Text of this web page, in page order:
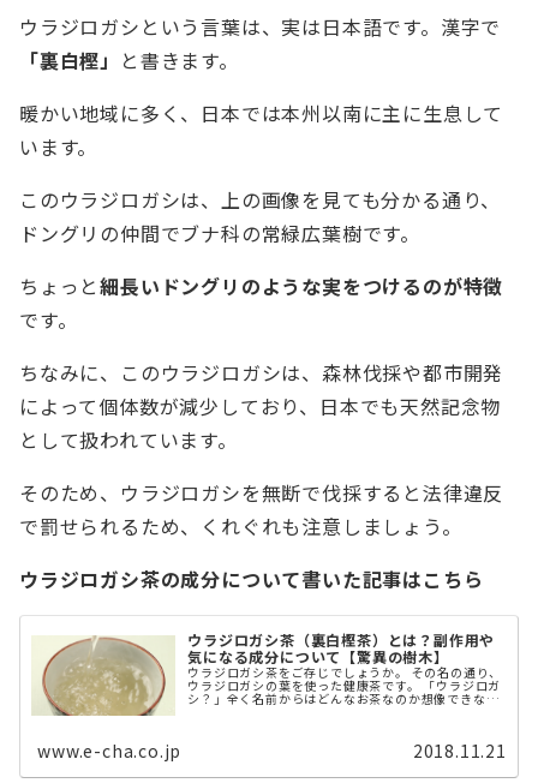
ウラジロガシという言葉は、実は日本語です。漢字で
「裏白樫」 と書きます。
暖かい地域に多く、日本では本州以南に主に生息して
います。
このウラジロガシは、上の画像を見ても分かる通り、
ドングリの仲間でブナ科の常緑広葉樹です。
ちょっと細長いドングリのような実をつけるのが特徴
です。
ちなみに、このウラジロガシは、森林伐採や都市開発
によって個体数が減少しており、日本でも天然記念物
として扱われています。
そのため、ウラジロガシを無断で伐採すると法律違反
で罰せられるため、くれぐれも注意しましょう。
ウラジロガシ茶の成分について書いた記事はこちら
ウラジロガシ茶（裏白樫茶）とは？副作用や
気になる成分について【驚異の樹木】
ウラジロガシ茶をご存じでしょうか。 その名の通り、
ウラジロガシの葉を使った健康茶です。 「ウラジロガ
シ？」全く名前からはどんなお茶なのか想像できない
という方も多いかと思います。 そこで、この記事で
www.e-cha.co.jp 2018.11.21